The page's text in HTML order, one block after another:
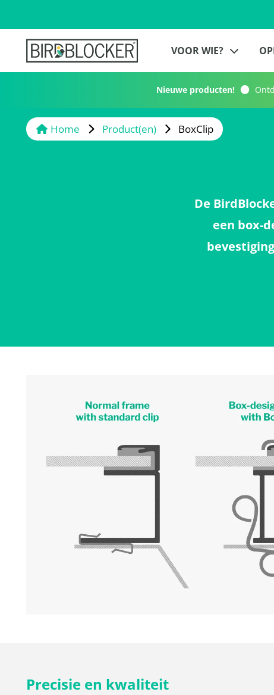
VOOR WIE?
Nieuwe producten!
Home Product(en) BoxClip
De
een box-
Precisie en kwaliteit